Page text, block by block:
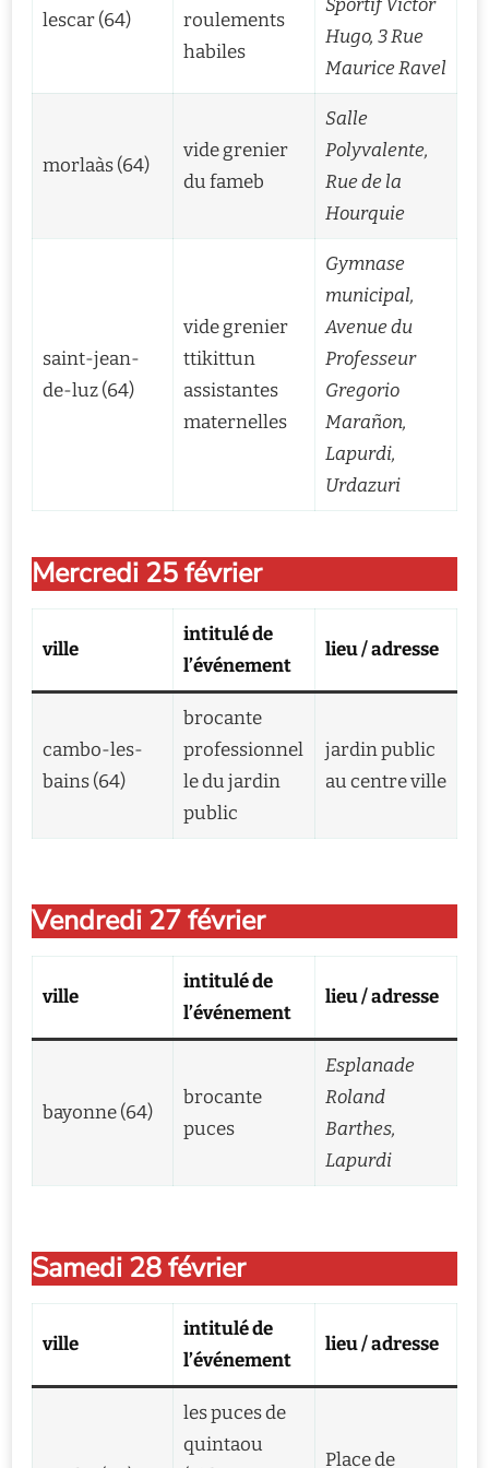
lescar (64)
roulements
habiles
Hugo, 3 Rue
Maurice Ravel
morlaàs (64)
vide grenier
du fameb
Salle
Polyvalente,
Rue de la
Hourquie
saint-jean-
de-luz (64)
vide grenier
ttikittun
assistantes
maternelles
Gymnase
municipal,
Avenue du
Professeur
Gregorio
Marañon,
Lapurdi,
Urdazuri
Mercredi 25 février
ville
intitulé de
l’événement
lieu / adresse
cambo-les-
bains (64)
brocante
professionnel
le du jardin
public
jardin public
au centre ville
Vendredi 27 février
ville
intitulé de
l’événement
lieu / adresse
bayonne (64)
brocante
puces
Esplanade
Roland
Barthes,
Lapurdi
Samedi 28 février
ville
intitulé de
l’événement
lieu / adresse
les puces de
quintaou
Place de